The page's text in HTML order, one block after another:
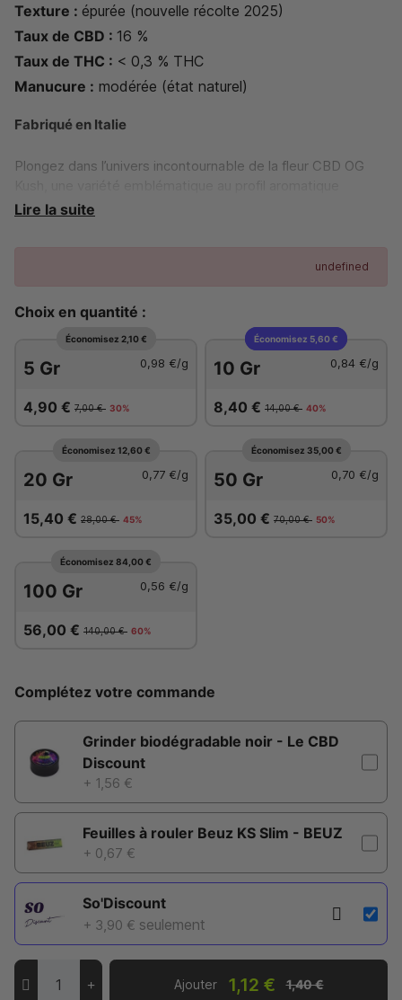
Texture : épurée (nouvelle récolte 2025)
Taux de CBD : 16 %
Taux de THC : < 0,3 % THC
Manucure : modérée (état naturel)
Fabriqué en Italie
Plongez dans l’univers incontournable de la fleur CBD OG
intense et raffiné. Issue d’une culture greenhouse italienne
Lire la suite
undefined
Choix en quantité :
Économisez 2,10 €
5 Gr 0,98 €/g
4,90 € 7,00 € 30%
Économisez 5,60 €
10 Gr 0,84 €/g
8,40 € 14,00 € 40%
Économisez 12,60 €
20 Gr 0,77 €/g
15,40 € 28,00 € 45%
Économisez 35,00 €
50 Gr 0,70 €/g
35,00 € 70,00 € 50%
Économisez 84,00 €
100 Gr 0,56 €/g
56,00 € 140,00 € 60%
Complétez votre commande
Grinder biodégradable noir - Le CBD
Discount
+ 1,56 €
Feuilles à rouler Beuz KS Slim - BEUZ
+ 0,67 €
So'Discount
+ 3,90 € seulement
Ajouter 1,12 € 1,40 €